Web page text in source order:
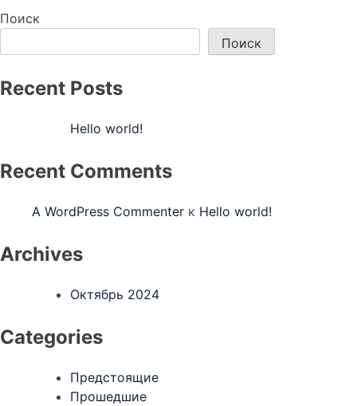
по
Поиск
Поиск
Recent Posts
Hello world!
Recent Comments
A WordPress Commenter к Hello world!
Archives
Октябрь 2024
Categories
Предстоящие
Прошедшие